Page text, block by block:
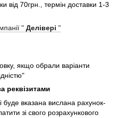
від 70грн., термін доставки 1-3
" Делівері "
якщо обрали варіанти
реквізитами
буде вказана вислана рахунок-
зі свого розрахункового